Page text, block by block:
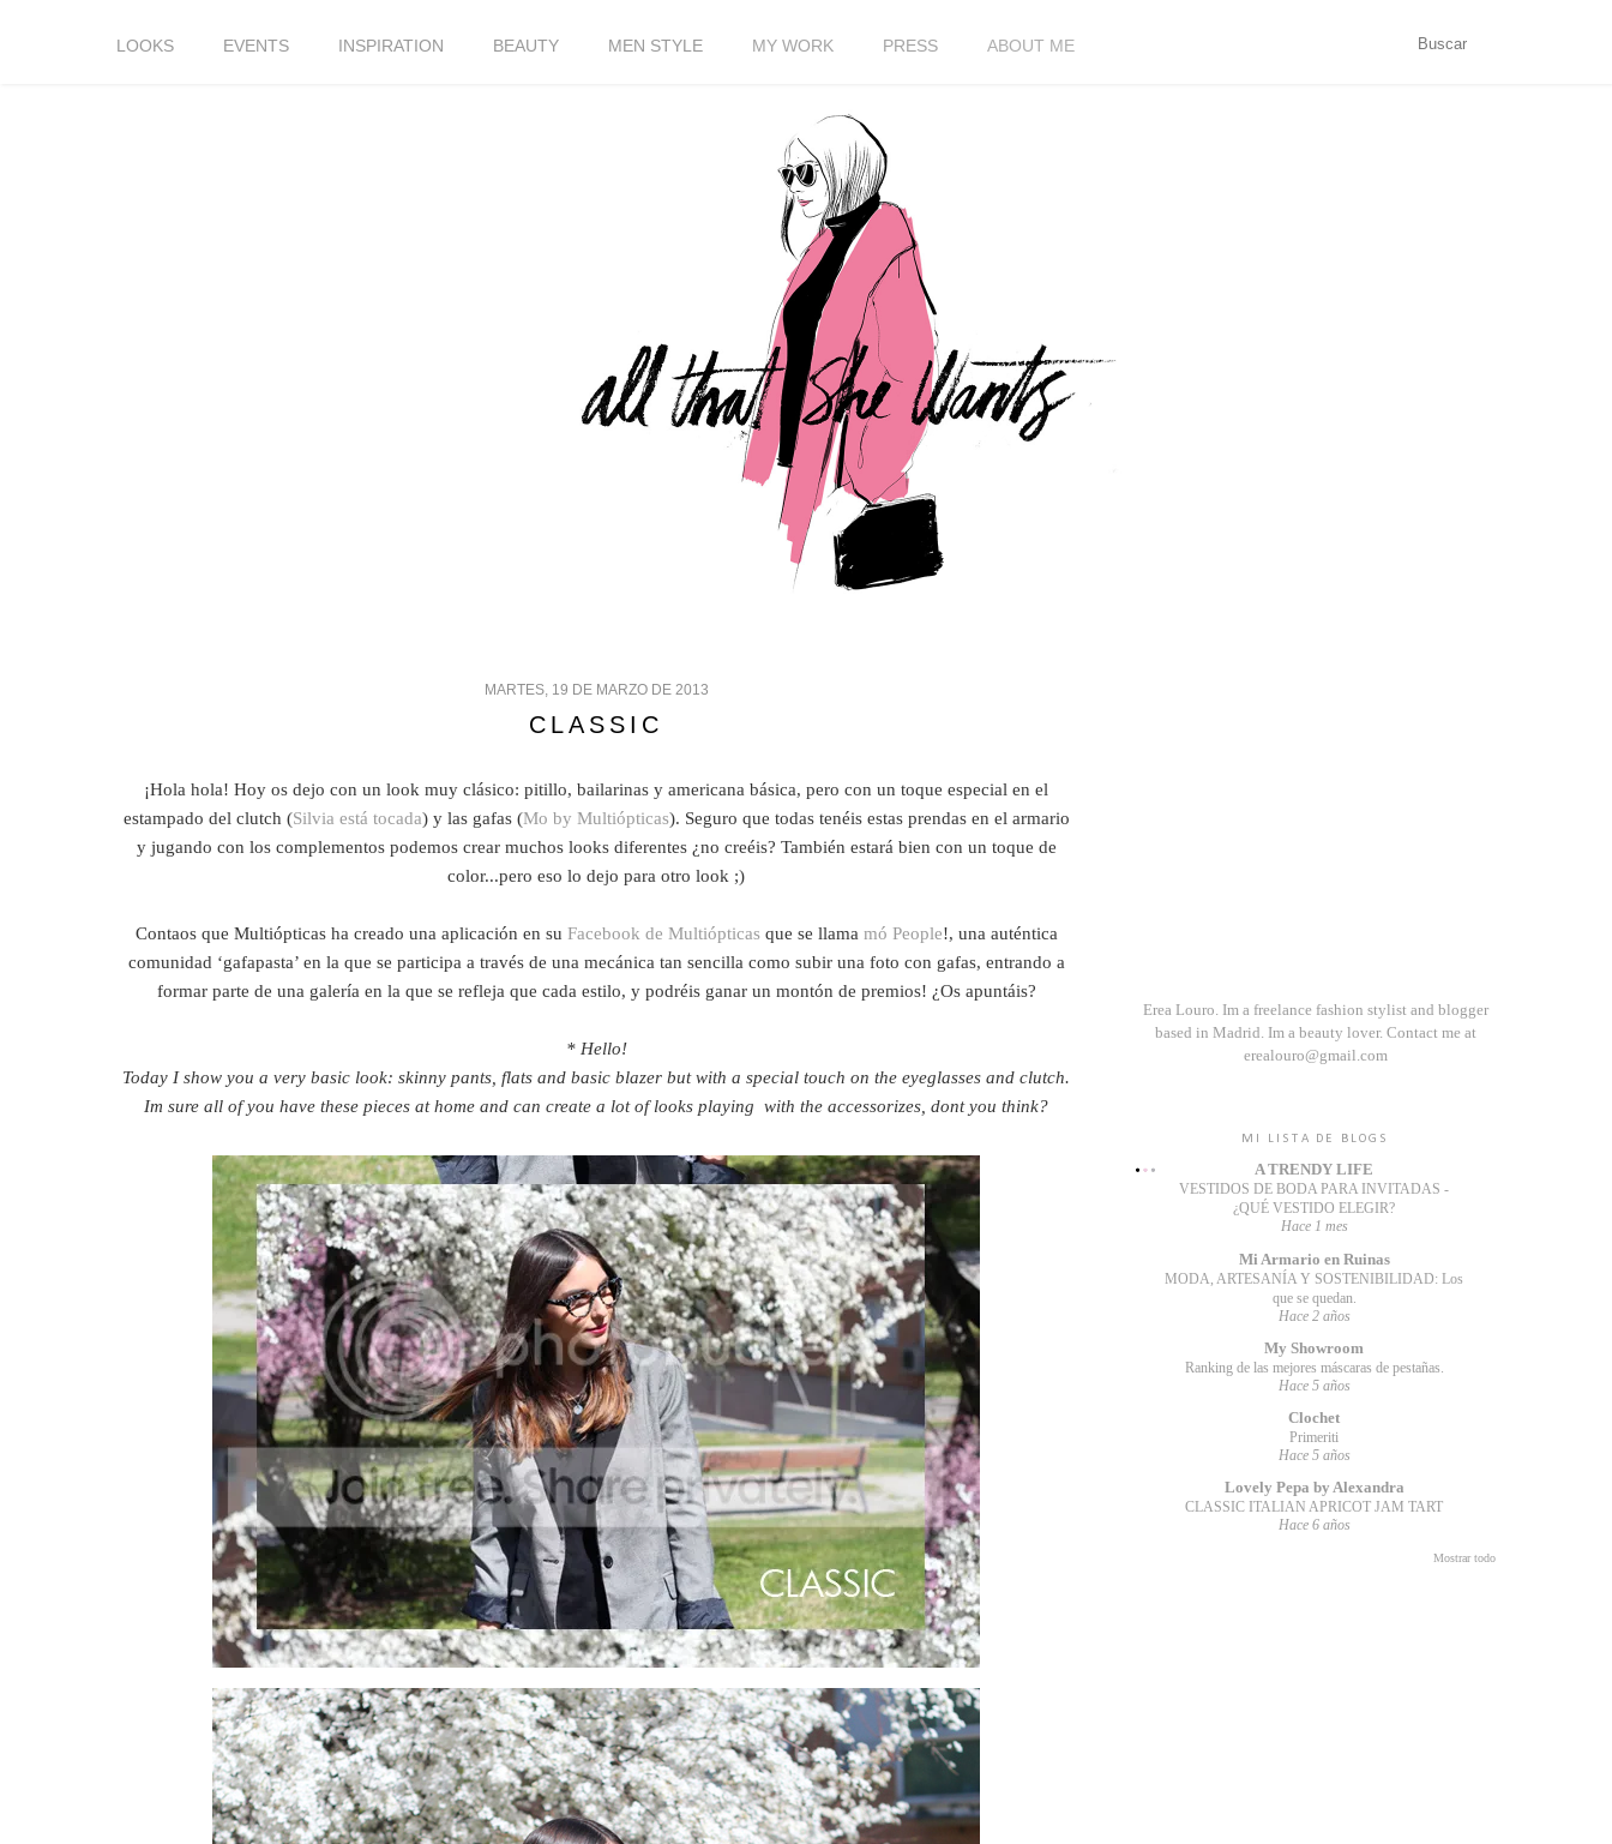
LOOKS EVENTS INSPIRATION BEAUTY MEN STYLE MY WORK PRESS ABOUT ME
MARTES, 19 DE MARZO DE 2013
CLASSIC
¡Hola hola! Hoy os dejo con un look muy clásico: pitillo, bailarinas y americana básica, pero con un toque especial en el
estampado del clutch (Silvia está tocada) y las gafas (Mo by Multiópticas). Seguro que todas tenéis estas prendas en el armario
y jugando con los complementos podemos crear muchos looks diferentes ¿no creéis? También estará bien con un toque de
color...pero eso lo dejo para otro look ;)
Contaos que Multiópticas ha creado una aplicación en su Facebook de Multiópticas que se llama mó People!, una auténtica
comunidad ‘gafapasta’ en la que se participa a través de una mecánica tan sencilla como subir una foto con gafas, entrando a
formar parte de una galería en la que se refleja que cada estilo, y podréis ganar un montón de premios! ¿Os apuntáis?
* Hello!
Today I show you a very basic look: skinny pants, flats and basic blazer but with a special touch on the eyeglasses and clutch.
Im sure all of you have these pieces at home and can create a lot of looks playing with the accessorizes, dont you think?
Erea Louro. Im a freelance fashion stylist and blogger
based in Madrid. Im a beauty lover. Contact me at
erealouro@gmail.com
MI LISTA DE BLOGS
A TRENDY LIFE
VESTIDOS DE BODA PARA INVITADAS -
¿QUÉ VESTIDO ELEGIR?
Hace 1 mes
Mi Armario en Ruinas
MODA, ARTESANÍA Y SOSTENIBILIDAD: Los
que se quedan.
Hace 2 años
My Showroom
Ranking de las mejores máscaras de pestañas.
Hace 5 años
Clochet
Primeriti
Hace 5 años
Lovely Pepa by Alexandra
CLASSIC ITALIAN APRICOT JAM TART
Hace 6 años
Mostrar todo